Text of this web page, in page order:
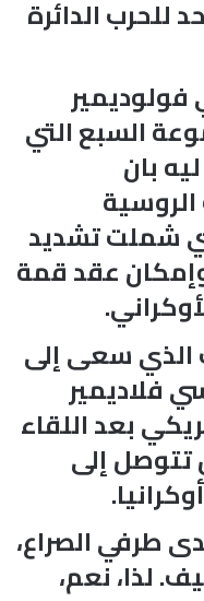
الدائرة
فولوديمير
السبع التي
بان
شملت تشديد
عقد قمة
الذي سعى إلى
فلاديمير
بعد اللقاء
تتوصل إلى
طرفي الصراع،
لذا، نعم،